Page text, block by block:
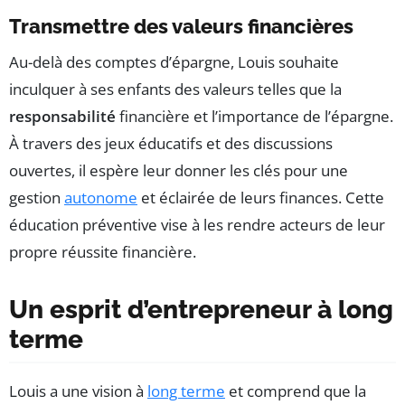
Transmettre des valeurs financières
Au-delà des comptes d’épargne, Louis souhaite
inculquer à ses enfants des valeurs telles que la
responsabilité financière et l’importance de l’épargne.
À travers des jeux éducatifs et des discussions
ouvertes, il espère leur donner les clés pour une
gestion autonome et éclairée de leurs finances. Cette
éducation préventive vise à les rendre acteurs de leur
propre réussite financière.
Un esprit d’entrepreneur à long
terme
Louis a une vision à long terme et comprend que la